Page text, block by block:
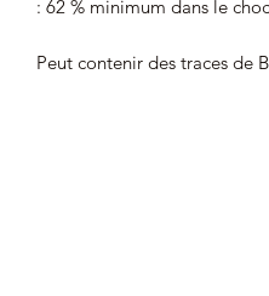
: 62 % minimum dans le
Peut contenir des traces de